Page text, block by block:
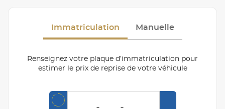
Immatriculation Manuelle
Renseignez votre plaque d’immatriculation pour
estimer le prix de reprise de votre véhicule